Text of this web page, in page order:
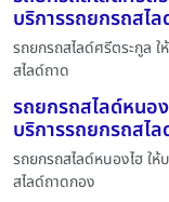
บริการรถยกรถสไ
รถยกรถสไลด์ศรีตระกูล
สไลด์ถาด
รถยกรถสไลด์หนอ
บริการรถยกรถสไ
รถยกรถสไลด์หนองไฮ ใ
สไลด์ถาดกอง